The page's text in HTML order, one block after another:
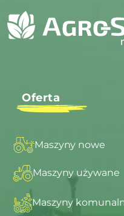
Oferta
Maszyny nowe
Maszyny używane
Maszyny